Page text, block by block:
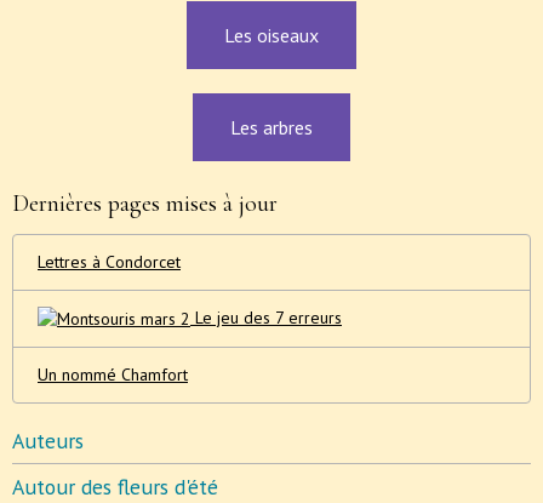
Les oiseaux
Les arbres
Dernières pages mises à jour
Lettres à Condorcet
Le jeu des 7 erreurs
Un nommé Chamfort
Auteurs
Autour des fleurs d'été